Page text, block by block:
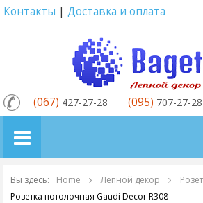
Контакты | Доставка и оплата
(067) 427-27-28 (095) 707-27-28
Вы здесь: Home Лепной декор
Розетка потолочная Gaudi Decor R308